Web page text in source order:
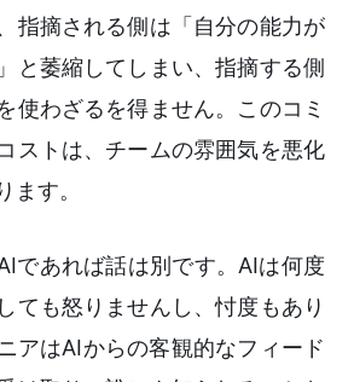
指摘される側は「自分の能力が
と萎縮してしまい、指摘する側
使わざるを得ません。このコミ
ストは、チームの雰囲気を悪化
ます。
であれば話は別です。AIは何度
ても怒りませんし、忖度もあり
アはAIからの客観的なフィード